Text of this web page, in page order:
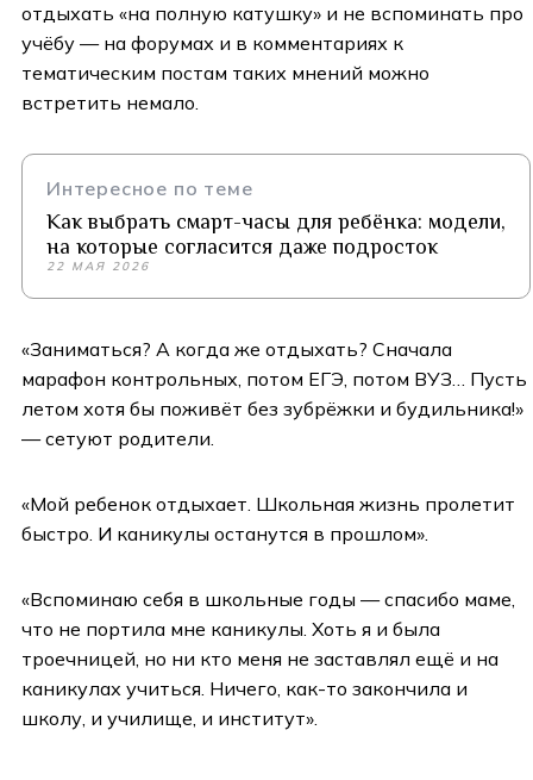
отдыхать «на полную катушку» и не вспоминать про
учёбу — на форумах и в комментариях к
тематическим постам таких мнений можно
встретить немало.
Интересное по теме
Как выбрать смарт-часы для ребёнка: модели,
на которые согласится даже подросток
22 МАЯ 2026
«Заниматься? А когда же отдыхать? Сначала
марафон контрольных, потом ЕГЭ, потом ВУЗ… Пусть
летом хотя бы поживёт без зубрёжки и будильника!»
— сетуют родители.
«Мой ребенок отдыхает. Школьная жизнь пролетит
быстро. И каникулы останутся в прошлом».
«Вспоминаю себя в школьные годы — спасибо маме,
что не портила мне каникулы. Хоть я и была
троечницей, но ни кто меня не заставлял ещё и на
каникулах учиться. Ничего, как-то закончила и
школу, и училище, и институт».